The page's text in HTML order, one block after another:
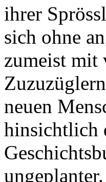
ihrer
sich ohne
zumeist mit
neuen
hinsichtlich
ungeplanter.